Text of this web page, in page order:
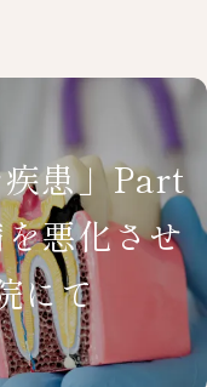
患」Part
悪化させ
にて